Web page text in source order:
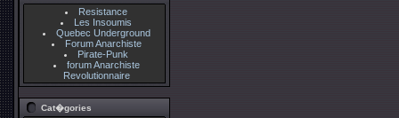
Resistance
Les Insoumis
Quebec Underground
Forum Anarchiste
Pirate-Punk
forum Anarchiste
Revolutionnaire
Cat�gories